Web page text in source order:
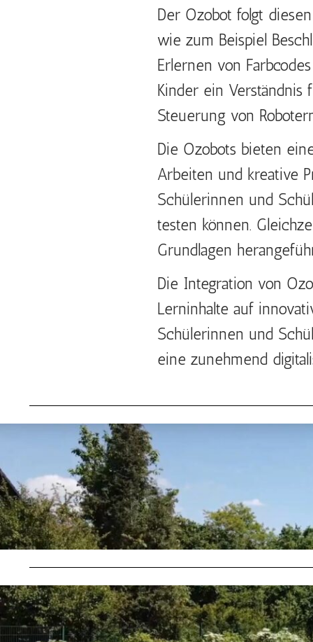
Der Ozobot folgt
wie zum Beispiel
Erlernen von
Kinder ein
Steuerung von
Die Ozobots bieten
Arbeiten und kreative
Schülerinnen und
testen können.
Grundlagen
Die Integration von
Lerninhalte auf
Schülerinnen und
eine zunehmend